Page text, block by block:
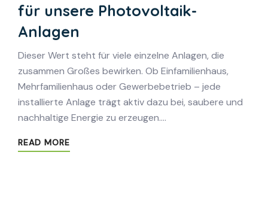
für unsere Photovoltaik-
Anlagen
Dieser Wert steht für viele einzelne Anlagen, die
zusammen Großes bewirken. Ob Einfamilienhaus,
Mehrfamilienhaus oder Gewerbebetrieb – jede
installierte Anlage trägt aktiv dazu bei, saubere und
nachhaltige Energie zu erzeugen.…
READ MORE